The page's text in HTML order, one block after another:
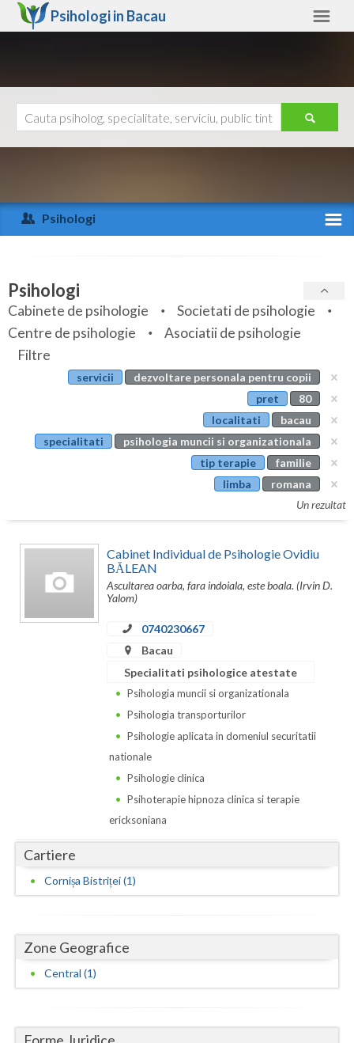
Psihologi in Bacau
Arad
Arges
Bihor
Bistrita-Nasaud
Botosani
Calarasi
Constanta
Harghita
Hunedoara
Iasi
Mehedinti
Ajutor
Psihologi
Specialitati
Servicii
Articole
Evenimente
Membri
Psihologi
Cabinete de psihologie
Societati de psihologie
Centre de psihologie
Asociatii de psihologie
Filtre
servicii
dezvoltare personala pentru copii
pret
80
localitati
bacau
specialitati
psihologia muncii si organizationala
tip terapie
familie
limba
romana
Un rezultat
Cabinet Individual de Psihologie Ovidiu
BĂLEAN
Ascultarea oarba, fara indoiala, este boala. (Irvin D.
Yalom)
0740230667
Bacau
Specialitati psihologice atestate
Psihologia muncii si organizationala
Psihologia transporturilor
Psihologie aplicata in domeniul securitatii
nationale
Psihologie clinica
Psihoterapie hipnoza clinica si terapie
ericksoniana
Cartiere
Cornișa Bistriței (1)
Zone Geografice
Central (1)